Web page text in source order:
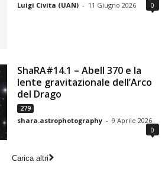
Luigi Civita (UAN) - 11 Giugno 2026 0
ShaRA#14.1 – Abell 370 e la
lente gravitazionale dell’Arco
del Drago
279
shara.astrophotography - 9 Aprile 2026
0
Carica altri